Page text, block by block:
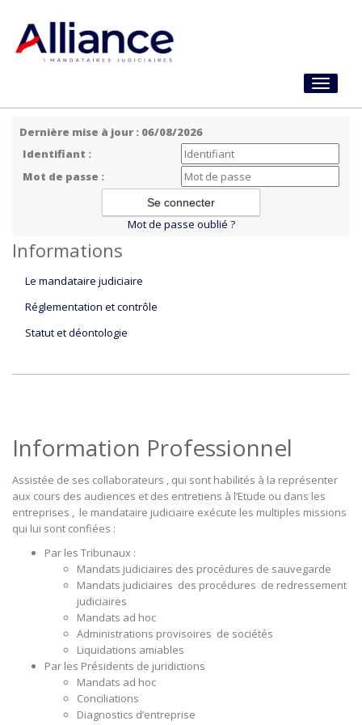
Toggle
Dernière mise à jour : 06/08/2026
Identifiant :
Mot de passe :
Mot de passe oublié ?
Informations
Le mandataire judiciaire
Réglementation et contrôle
Statut et déontologie
Information Professionnel
Assistée de ses collaborateurs , qui sont habilités à la représenter
aux cours des audiences et des entretiens à l’Etude ou dans les
entreprises , le mandataire judiciaire exécute les multiples missions
qui lui sont confiées :
Par les Tribunaux :
Mandats judiciaires des procédures de sauvegarde
Mandats judiciaires des procédures de redressement
judiciaires
Mandats ad hoc
Administrations provisoires de sociétés
Liquidations amiables
Par les Présidents de juridictions
Mandats ad hoc
Conciliations
Diagnostics d’entreprise